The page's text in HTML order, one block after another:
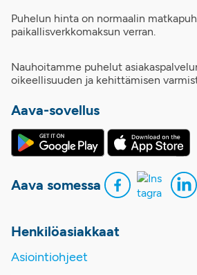
Puhelun hinta on normaalin
paikallisverkkomaksun verran.
Nauhoitamme puhelut
oikeellisuuden ja kehittämisen
Aava-sovellus
Aava somessa
Henkilöasiakkaat
Asiointiohjeet